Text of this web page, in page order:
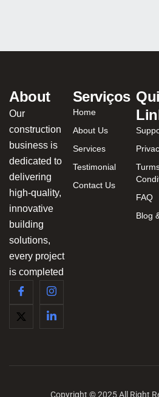
About
Our
construction
business is
dedicated to
delivering
high-quality,
innovative
building
solutions,
every project
is completed
Serviços
Home
About Us
Services
Testimonial
Contact Us
FAQ
Blog
Copyright © 2025 All Right